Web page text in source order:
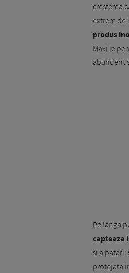
cresterea
extrem de
produs
Maxi le
abundent
Pe langa
capteaza
si a patarii
protejata